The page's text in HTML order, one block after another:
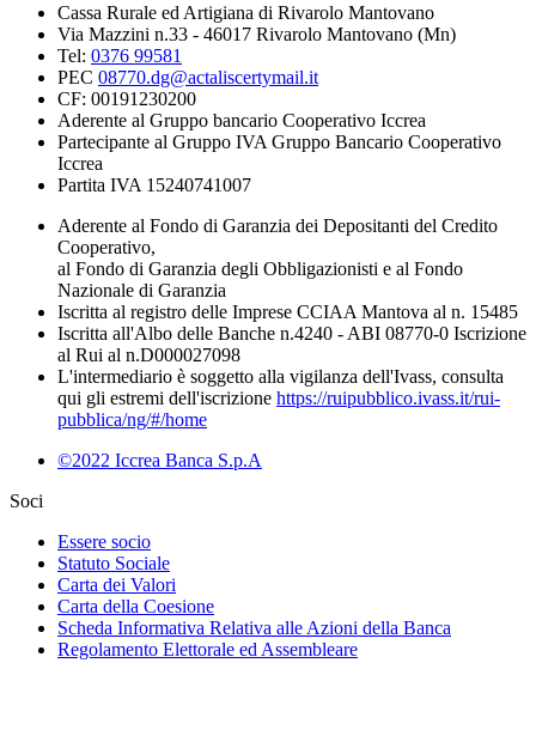
Cassa Rurale ed Artigiana di Rivarolo Mantovano
Via Mazzini n.33 - 46017 Rivarolo Mantovano (Mn)
Tel: 0376 99581
PEC 08770.dg@actaliscertymail.it
CF: 00191230200
Aderente al Gruppo bancario Cooperativo Iccrea
Partecipante al Gruppo IVA Gruppo Bancario Cooperativo
Iccrea
Partita IVA 15240741007
Aderente al Fondo di Garanzia dei Depositanti del Credito
Cooperativo,
al Fondo di Garanzia degli Obbligazionisti e al Fondo
Nazionale di Garanzia
Iscritta al registro delle Imprese CCIAA Mantova al n. 15485
Iscritta all'Albo delle Banche n.4240 - ABI 08770-0 Iscrizione
al Rui al n.D000027098
L'intermediario è soggetto alla vigilanza dell'Ivass, consulta
qui gli estremi dell'iscrizione https://ruipubblico.ivass.it/rui-
pubblica/ng/#/home
©2022 Iccrea Banca S.p.A
Soci
Essere socio
Statuto Sociale
Carta dei Valori
Carta della Coesione
Scheda Informativa Relativa alle Azioni della Banca
Regolamento Elettorale ed Assembleare